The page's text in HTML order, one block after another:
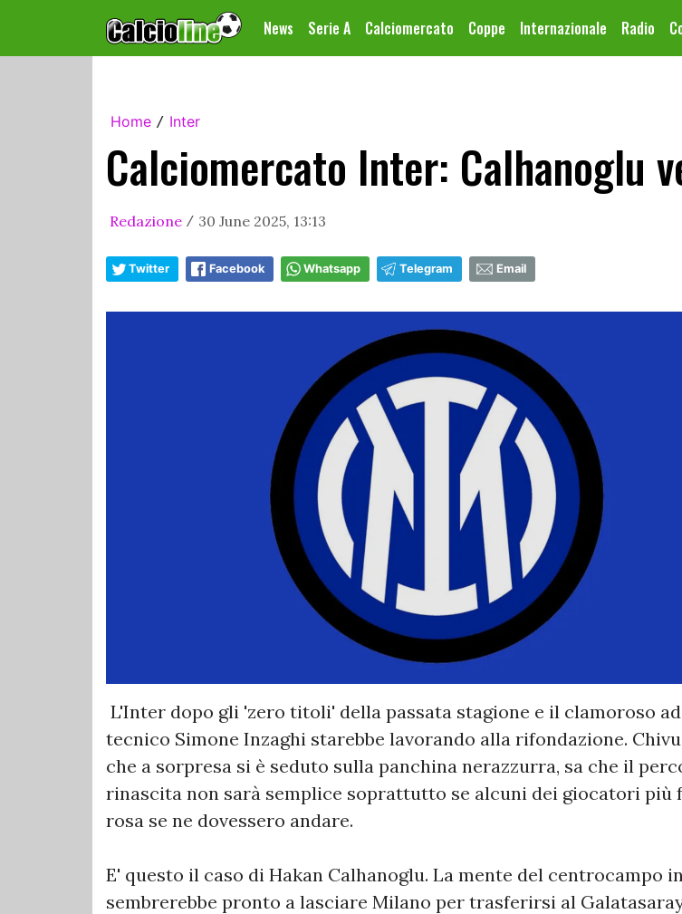
News Serie A Calciomercato Coppe Internazionale Radio
Home / Inter
Calciomercato Inter: Calhanoglu
Redazione / 30 June 2025, 13:13
Twitter Facebook Whatsapp Telegram Email
L'Inter dopo gli 'zero titoli' della passata stagione e il clamoroso
tecnico Simone Inzaghi starebbe lavorando alla rifondazione.
che a sorpresa si è seduto sulla panchina nerazzurra, sa che il
rinascita non sarà semplice soprattutto se alcuni dei giocatori più
rosa se ne dovessero andare.
E' questo il caso di Hakan Calhanoglu. La mente del centrocampo
sembrerebbe pronto a lasciare Milano per trasferirsi al